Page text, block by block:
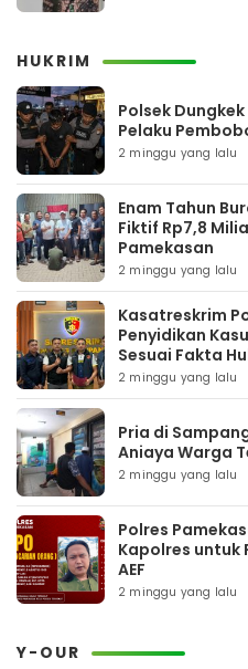
HUKRIM
Polsek
Pelaku
2 minggu yang lalu
Enam Tahun
Fiktif Rp7,8
Pamekasan
2 minggu yang lalu
Kasatreskrim
Penyidikan
Sesuai Fakta
2 minggu yang lalu
Pria di
Aniaya Warga
2 minggu yang lalu
Polres
Kapolres untuk
AEF
2 minggu yang lalu
Y-OUR